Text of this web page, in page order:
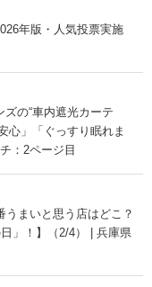
年版・人気投票実施
の“車内遮光カーテ
心」「ぐっすり眠れま
：2ページ目
まいと思う店はどこ？
」！】（2/4） | 兵庫県